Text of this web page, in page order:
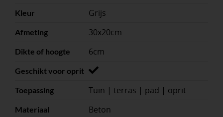
Kleur Grijs
Afmeting 30x20cm
Dikte of hoogte 6cm
Geschikt voor oprit
Toepassing Tuin | terras | pad | oprit
Materiaal Beton